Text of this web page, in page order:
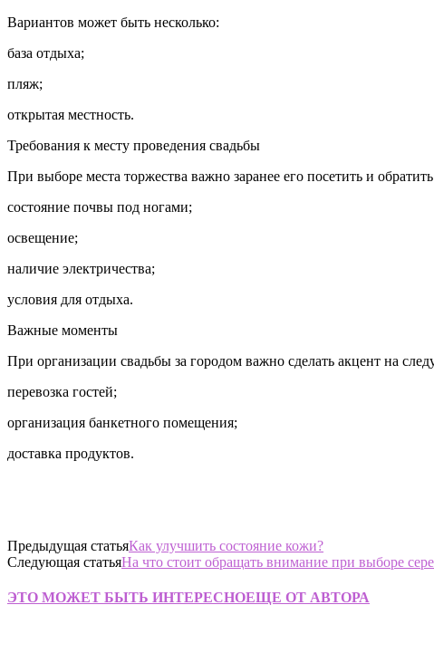
Вариантов может быть несколько:
база отдыха;
пляж;
открытая местность.
Требования к месту проведения свадьбы
При выборе места торжества важно заранее его посетить и
состояние почвы под ногами;
освещение;
наличие электричества;
условия для отдыха.
Важные моменты
При организации свадьбы за городом важно сделать акцент на
перевозка гостей;
организация банкетного помещения;
доставка продуктов.
Предыдущая статьяКак улучшить состояние кожи?
Следующая статьяНа что стоит обращать внимание при выборе
ЭТО МОЖЕТ БЫТЬ ИНТЕРЕСНОЕЩЕ ОТ АВТОРА